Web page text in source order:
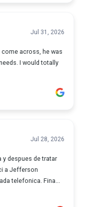
Jul 31, 2026
across, he was
I would totally
Jul 28, 2026
y despues de tratar
a Jefferson
Montana por medio de una llamada telefonica. Fina...